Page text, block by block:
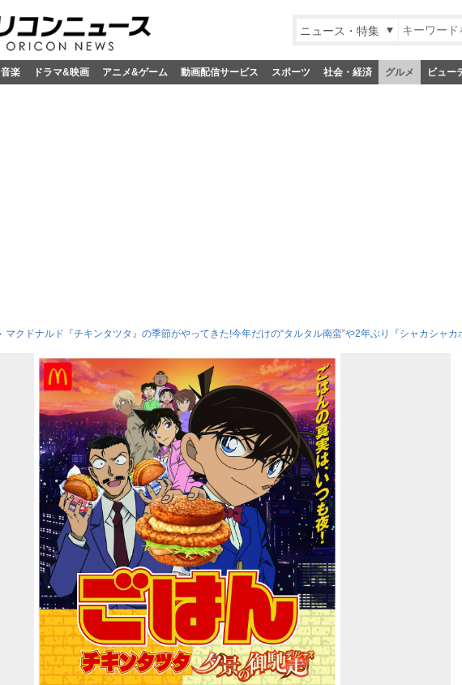
ニュース・特集
音楽 ドラマ&映画 アニメ&ゲーム 動画配信サービス スポーツ 社会・経済 グルメ ビュー
マクドナルド『チキンタツタ』の季節がやってきた!今年だけの“タルタル南蛮”や2年ぶり『シャカシャ